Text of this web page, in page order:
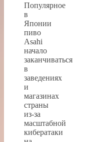
Популярное
в
Японии
пиво
Asahi
начало
заканчиваться
в
заведениях
и
магазинах
страны
из-за
масштабной
кибератаки